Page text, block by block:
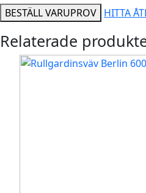
BESTÄLL VARUPROV HITTA
Relaterade